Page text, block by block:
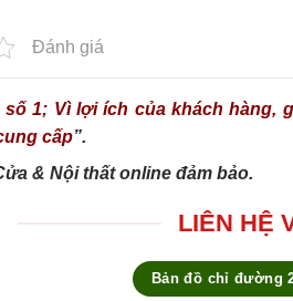
Đánh giá
1; Vì lợi ích của khách hàng,
cấp”.
& Nội thất online đảm bảo.
LIÊN HỆ
Bản đồ chỉ đường